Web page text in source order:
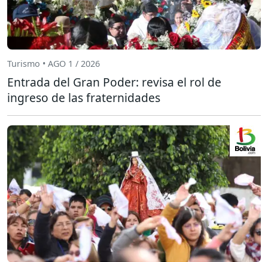
Turismo • AGO 1 / 2026
Entrada del Gran Poder: revisa el rol de
ingreso de las fraternidades